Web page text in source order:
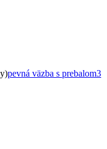
pevná väzba s prebalom3